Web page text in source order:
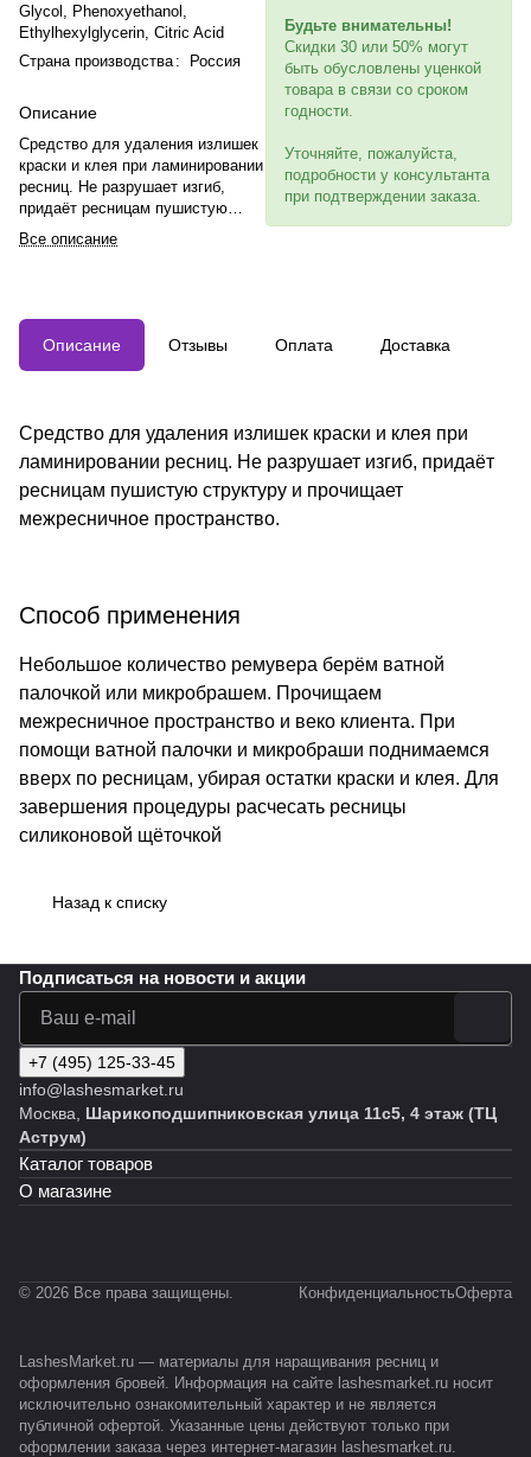
Glycol, Phenoxyethanol,
Ethylhexylglycerin, Citric Acid
Страна производства : Россия
Описание
Средство для удаления излишек
краски и клея при ламинировании
ресниц. Не разрушает изгиб,
придаёт ресницам пушистую
структуру и прочищает
межресничное пространство.
Все описание
Будьте внимательны!
Скидки 30 или 50% могут
быть обусловлены уценкой
товара в связи со сроком
годности.
Уточняйте, пожалуйста,
подробности у консультанта
при подтверждении заказа.
Описание Отзывы Оплата Доставка
Средство для удаления излишек краски и клея при
ламинировании ресниц. Не разрушает изгиб, придаёт
ресницам пушистую структуру и прочищает
межресничное пространство.
Способ применения
Небольшое количество ремувера берём ватной
палочкой или микробрашем. Прочищаем
межресничное пространство и веко клиента. При
помощи ватной палочки и микробраши поднимаемся
вверх по ресницам, убирая остатки краски и клея. Для
завершения процедуры расчесать ресницы
силиконовой щёточкой
Назад к списку
Подписаться на новости и акции
+7 (495) 125-33-45
info@lashesmarket.ru
Москва, Шарикоподшипниковская улица 11с5, 4 этаж (ТЦ
Аструм)
Каталог товаров
О магазине
© 2026 Все права защищены. КонфиденциальностьОферта
LashesMarket.ru — материалы для наращивания ресниц и
оформления бровей. Информация на сайте lashesmarket.ru носит
исключительно ознакомительный характер и не является
публичной офертой. Указанные цены действуют только при
оформлении заказа через интернет-магазин lashesmarket.ru.